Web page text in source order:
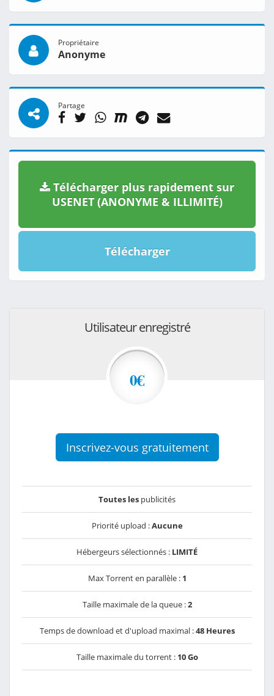
Propriétaire
Anonyme
Partage
Télécharger plus rapidement sur
USENET (ANONYME & ILLIMITÉ)
Télécharger
Utilisateur enregistré
0€
Inscrivez-vous gratuitement
Toutes les publicités
Priorité upload :Aucune
Hébergeurs sélectionnés : LIMITÉ
Max Torrent en parallèle : 1
Taille maximale de la queue :2
Temps de download et d'upload maximal :48 Heures
Taille maximale du torrent : 10 Go